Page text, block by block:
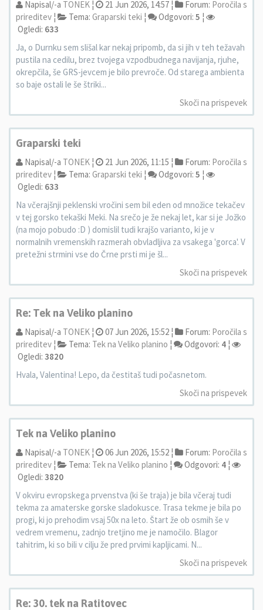
Napisal/-a TONEK ¦ 21 Jun 2026, 14:57 ¦ Forum: Poročila s
prireditev ¦ Tema: Graparski teki ¦ Odgovori: 5 ¦
Ogledi: 633
Ja, o Durnku sem slišal kar nekaj pripomb, da si jih v teh težavah
pustila na cedilu, brez tvojega vzpodbudnega navijanja, rjuhe,
okrepčila, še GRS-jevcem je bilo prevroče. Od starega ambienta
so baje ostali le še štriki...
Skoči na prispevek
Graparski teki
Napisal/-a TONEK ¦ 21 Jun 2026, 11:15 ¦ Forum: Poročila s
prireditev ¦ Tema: Graparski teki ¦ Odgovori: 5 ¦
Ogledi: 633
Na včerajšnji peklenski vročini sem bil eden od množice tekačev
v tej gorsko tekaški Meki. Na srečo je že nekaj let, kar si je Jožko
(na mojo pobudo :D ) domislil tudi krajšo varianto, ki je v
normalnih vremenskih razmerah obvladljiva za vsakega 'gorca'. V
pretežni strmini vse do Črne prsti mi je šl...
Skoči na prispevek
Re: Tek na Veliko planino
Napisal/-a TONEK ¦ 07 Jun 2026, 15:52 ¦ Forum: Poročila s
prireditev ¦ Tema: Tek na Veliko planino ¦ Odgovori: 4 ¦
Ogledi: 3820
Hvala, Valentina! Lepo, da čestitaš tudi počasnetom.
Skoči na prispevek
Tek na Veliko planino
Napisal/-a TONEK ¦ 06 Jun 2026, 15:52 ¦ Forum: Poročila s
prireditev ¦ Tema: Tek na Veliko planino ¦ Odgovori: 4 ¦
Ogledi: 3820
V okviru evropskega prvenstva (ki še traja) je bila včeraj tudi
tekma za amaterske gorske sladokusce. Trasa tekme je bila po
progi, ki jo prehodim vsaj 50x na leto. Štart že ob osmih še v
vedrem vremenu, zadnjo tretjino me je namočilo. Blagor
tahitrim, ki so bili v cilju že pred prvimi kapljicami. N...
Skoči na prispevek
Re: 30. tek na Ratitovec